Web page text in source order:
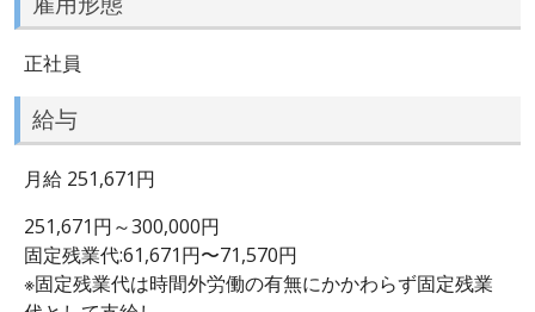
正社員
給与
月給 251,671円
251,671円～300,000円
固定残業代:61,671円〜71,570円
※固定残業代は時間外労働の有無にかかわらず固定残業